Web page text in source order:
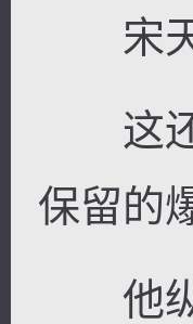
宋天
这还
保留的
他纵